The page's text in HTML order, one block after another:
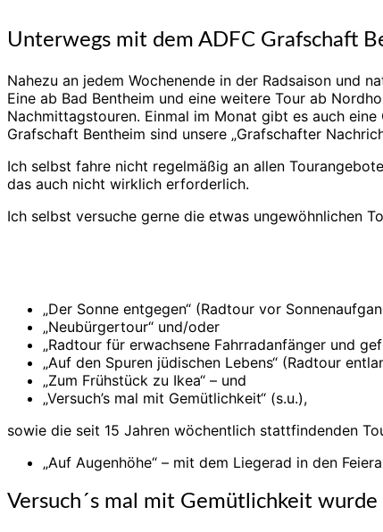
Unterwegs mit dem ADFC Grafschaft
Nahezu an jedem Wochenende in der Radsaison und
Eine ab Bad Bentheim und eine weitere Tour ab
Nachmittagstouren. Einmal im Monat gibt es auch
Grafschaft Bentheim sind unsere „Grafschafter
Ich selbst fahre nicht regelmäßig an allen
das auch nicht wirklich erforderlich.
Ich selbst versuche gerne die etwas ungewöhnlichen
„Der Sonne entgegen“ (Radtour vor
„Neubürgertour“ und/oder
„Radtour für erwachsene Fahrradanfänger und
„Auf den Spuren jüdischen Lebens“ (Radtour
„Zum Frühstück zu Ikea“ – und
„Versuch’s mal mit Gemütlichkeit“ (s.u.),
sowie die seit 15 Jahren wöchentlich stattfindenden
„Auf Augenhöhe“ – mit dem Liegerad in den
Versuch´s mal mit Gemütlichkeit wurde